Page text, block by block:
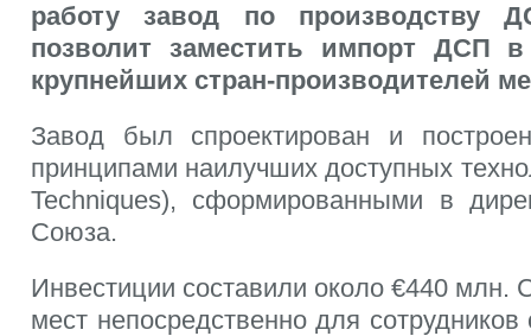
работу завод по
позволит заместить импорт ДСП
крупнейших стран-производителей
Завод был спроектирован и
принципами наилучших доступных
Techniques), сформированными в
Союза.
Инвестиции составили около €440 млн.
мест непосредственно для